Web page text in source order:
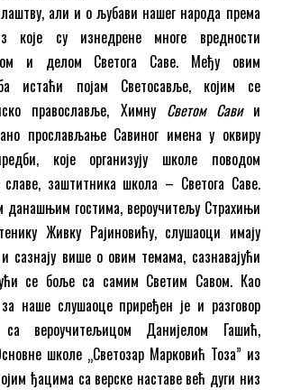
али и о љубави нашег народа према
које су изнедрене многе вредности
и делом Светога Саве. Међу овим
истаћи појам Светосавље, којим се
православље, Химну Светом Савии
прослављање Савиног имена у оквиру
које организују школе поводом
заштитника школа – Светога Саве.
данашњим гостима, вероучитељу Страхињи
Живку Рајиновићу, слушаоци имају
сазнају више о овим темама, сазнавајући
се боље са самим Светим Савом. Као
наше слушаоце приређен је и разговор
вероучитељицом Данијелом Гашић,
школе „Светозар Марковић Тоза” из
ђацима са верске наставе већ дуги низ